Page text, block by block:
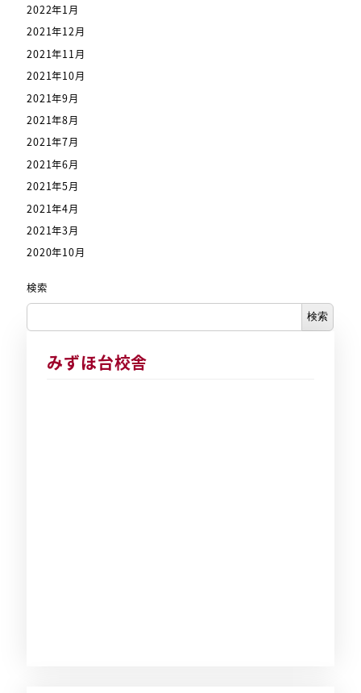
2022年1月
2021年12月
2021年11月
2021年10月
2021年9月
2021年8月
2021年7月
2021年6月
2021年5月
2021年4月
2021年3月
2020年10月
検索
検索
みずほ台校舎